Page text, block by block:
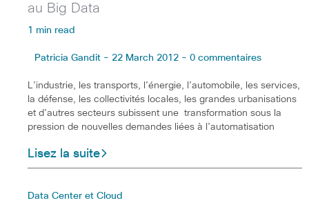
au Big Data
1 min read
Patricia Gandit - 22 March 2012 - 0 commentaires
L’industrie, les transports, l’énergie, l’automobile, les services,
la défense, les collectivités locales, les grandes urbanisations
et d’autres secteurs subissent une transformation sous la
pression de nouvelles demandes liées à l’automatisation
Lisez la suite
Data Center et Cloud